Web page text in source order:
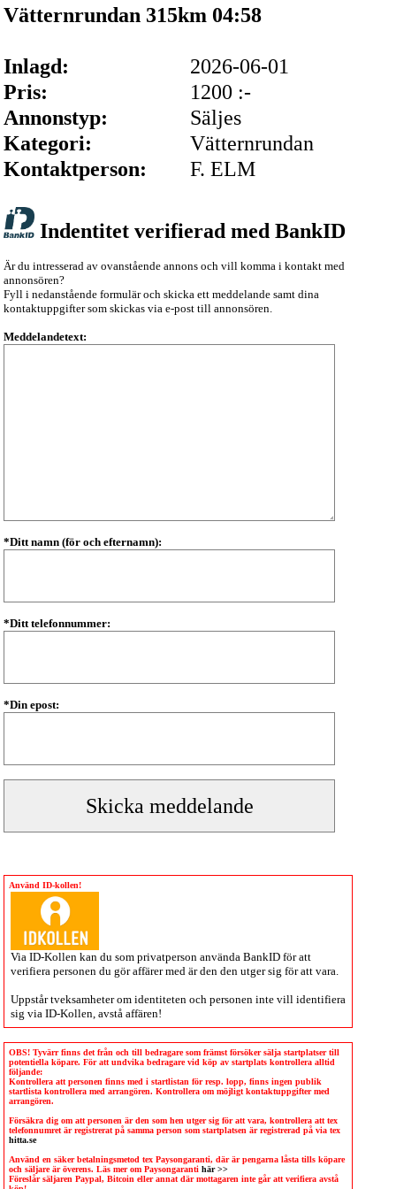
Vätternrundan 315km 04:58
Inlagd:
2026-06-01
Pris:
1200 :-
Annonstyp:
Säljes
Kategori:
Vätternrundan
Kontaktperson:
F. ELM
Indentitet verifierad med BankID
Är du intresserad av ovanstående annons och vill komma i kontakt med
annonsören?
Fyll i nedanstående formulär och skicka ett meddelande samt dina
kontaktuppgifter som skickas via e-post till annonsören.
Meddelandetext:
*Ditt namn (för och efternamn):
*Ditt telefonnummer:
*Din epost:
Använd ID-kollen!
Via ID-Kollen kan du som privatperson använda BankID för att
verifiera personen du gör affärer med är den den utger sig för att vara.
Uppstår tveksamheter om identiteten och personen inte vill identifiera
sig via ID-Kollen , avstå affären!
OBS! Tyvärr finns det från och till bedragare som främst försöker sälja startplatser till
potentiella köpare. För att undvika bedragare vid köp av startplats kontrollera alltid
följande:
Kontrollera att personen finns med i startlistan för resp. lopp, finns ingen publik
startlista kontrollera med arrangören. Kontrollera om möjligt kontaktuppgifter med
arrangören.
Försäkra dig om att personen är den som hen utger sig för att vara, kontrollera att tex
telefonnumret är registrerat på samma person som startplatsen är registrerad på via tex
hitta.se
Använd en säker betalningsmetod tex Paysongaranti, där är pengarna låsta tills köpare
och säljare är överens. Läs mer om Paysongaranti här >>
Föreslår säljaren Paypal, Bitcoin eller annat där mottagaren inte går att verifiera avstå